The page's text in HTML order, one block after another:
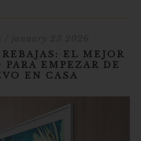
EL MEJOR
EMPEZAR DE
EN CASA